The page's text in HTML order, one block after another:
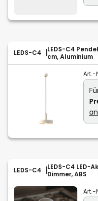
LEDS-C4
LEDS-C4
cm, Aluminium
Art.-
LEDS-C4
LEDS-C4 LED-
Dimmer, ABS
Art.-